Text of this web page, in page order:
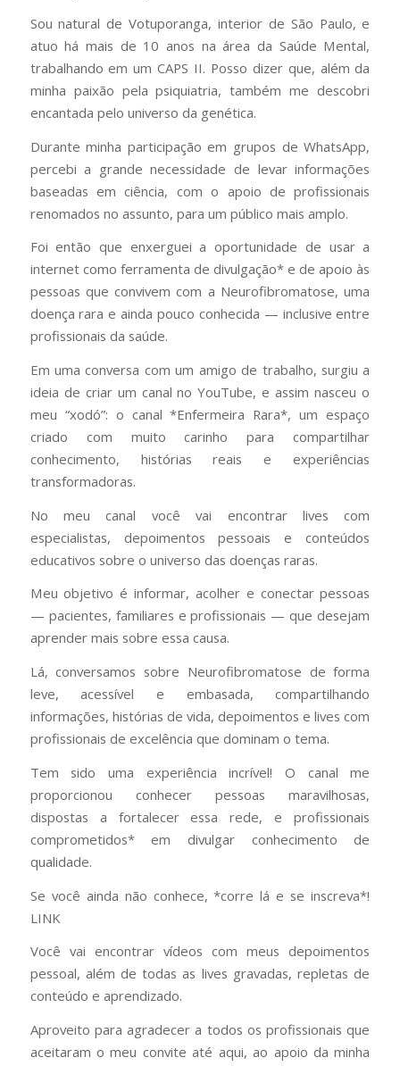
Sou natural de Votuporanga, interior de São Paulo, e
atuo há mais de 10 anos na área da Saúde Mental,
trabalhando em um CAPS II. Posso dizer que, além da
minha paixão pela psiquiatria, também me descobri
encantada pelo universo da genética.
Durante minha participação em grupos de WhatsApp,
percebi a grande necessidade de levar informações
baseadas em ciência, com o apoio de profissionais
renomados no assunto, para um público mais amplo.
Foi então que enxerguei a oportunidade de usar a
internet como ferramenta de divulgação* e de apoio às
pessoas que convivem com a Neurofibromatose, uma
doença rara e ainda pouco conhecida — inclusive entre
profissionais da saúde.
Em uma conversa com um amigo de trabalho, surgiu a
ideia de criar um canal no YouTube, e assim nasceu o
meu “xodó”: o canal *Enfermeira Rara*, um espaço
criado com muito carinho para compartilhar
conhecimento, histórias reais e experiências
transformadoras.
No meu canal você vai encontrar lives com
especialistas, depoimentos pessoais e conteúdos
educativos sobre o universo das doenças raras.
Meu objetivo é informar, acolher e conectar pessoas
— pacientes, familiares e profissionais — que desejam
aprender mais sobre essa causa.
Lá, conversamos sobre Neurofibromatose de forma
leve, acessível e embasada, compartilhando
informações, histórias de vida, depoimentos e lives com
profissionais de excelência que dominam o tema.
Tem sido uma experiência incrível! O canal me
proporcionou conhecer pessoas maravilhosas,
dispostas a fortalecer essa rede, e profissionais
comprometidos* em divulgar conhecimento de
qualidade.
Se você ainda não conhece, *corre lá e se inscreva*!
LINK
Você vai encontrar vídeos com meus depoimentos
pessoal, além de todas as lives gravadas, repletas de
conteúdo e aprendizado.
Aproveito para agradecer a todos os profissionais que
aceitaram o meu convite até aqui, ao apoio da minha